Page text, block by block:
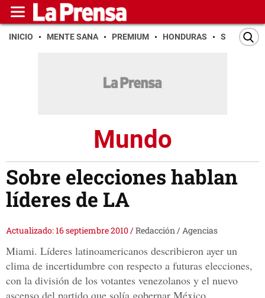
INICIO MENTE SANA PREMIUM HONDURAS SAN PEDRO
Mundo
Sobre elecciones hablan
líderes de LA
Actualizado: 16 septiembre 2010/Redacción / Agencias
Miami. Líderes latinoamericanos describieron ayer un
clima de incertidumbre con respecto a futuras elecciones,
con la división de los votantes venezolanos y el nuevo